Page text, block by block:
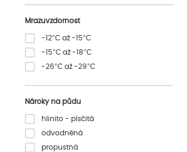
Mrazuvzdornost
-12°C až -15°C
-15°C až -18°C
-26°C až -29°C
Nároky na půdu
hlinito - písčitá
odvodněná
propustná